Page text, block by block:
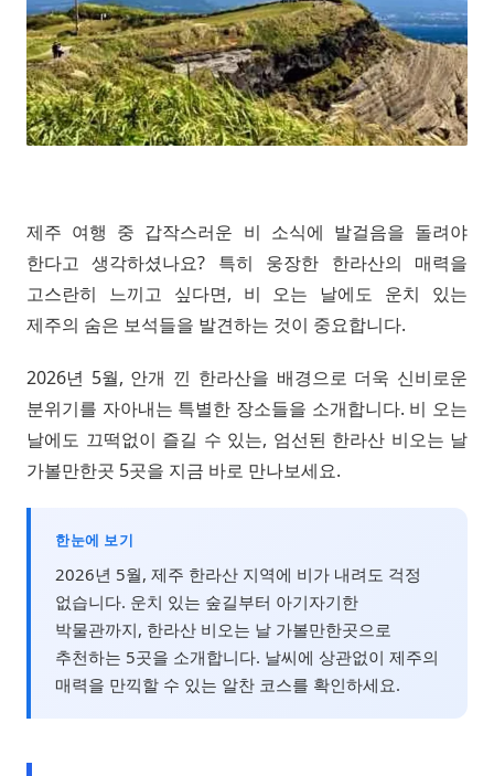
제주 여행 중 갑작스러운 비 소식에 발걸음을 돌려야
한다고 생각하셨나요? 특히 웅장한 한라산의 매력을
고스란히 느끼고 싶다면, 비 오는 날에도 운치 있는
제주의 숨은 보석들을 발견하는 것이 중요합니다.
2026년 5월, 안개 낀 한라산을 배경으로 더욱 신비로운
분위기를 자아내는 특별한 장소들을 소개합니다. 비 오는
날에도 끄떡없이 즐길 수 있는, 엄선된 한라산 비오는 날
가볼만한곳 5곳을 지금 바로 만나보세요.
한눈에 보기
2026년 5월, 제주 한라산 지역에 비가 내려도 걱정
없습니다. 운치 있는 숲길부터 아기자기한
박물관까지, 한라산 비오는 날 가볼만한곳으로
추천하는 5곳을 소개합니다. 날씨에 상관없이 제주의
매력을 만끽할 수 있는 알찬 코스를 확인하세요.